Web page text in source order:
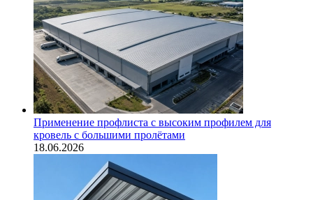
Применение профлиста с высоким профилем для
кровель с большими пролётами
18.06.2026